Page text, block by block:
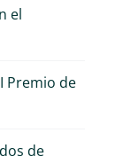
el
Premio de
de